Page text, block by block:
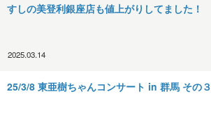
すしの美登利銀座店も値上がりしてました！
2025.03.14
25/3/8 東亜樹ちゃんコンサート in 群馬 その３